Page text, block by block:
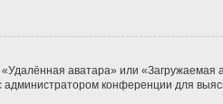
аватара» или «Загружаемая
администратором конференции для